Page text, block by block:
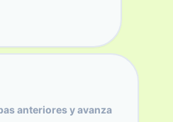
anteriores y avanza